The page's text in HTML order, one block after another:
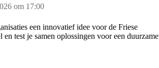
om 17:00
een innovatief idee voor de Friese
test je samen oplossingen voor een duurzame